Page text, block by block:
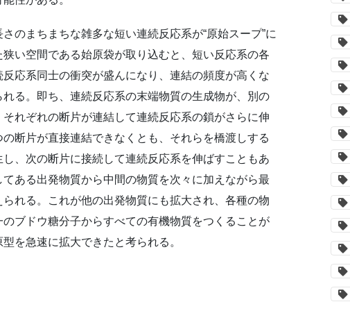
のまちまちな雑多な短い連続反応系が“原始スープ”に
い空間である始原袋が取り込むと、短い反応系の各
応系同士の衝突が盛んになり、連結の頻度が高くな
る。即ち、連続反応系の末端物質の生成物が、別の
れぞれの断片が連結して連続反応系の鎖がさらに伸
断片が直接連結できなくとも、それらを橋渡しする
、次の断片に接続して連続反応系を伸ばすこともあ
ある出発物質から中間の物質を次々に加えながら最
れる。これが他の出発物質にも拡大され、各種の物
ブドウ糖分子からすべての有機物質をつくることが
を急速に拡大できたと考られる。